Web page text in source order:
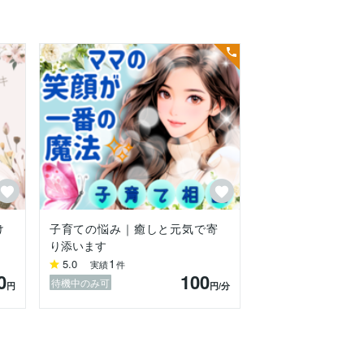
円
子育ての悩み｜癒しと元気で寄
り添います
5.0 実績1 件
待機中のみ可 100円/分